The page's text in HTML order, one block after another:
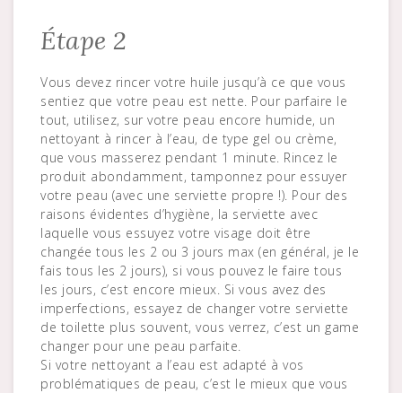
Étape 2
Vous devez rincer votre huile jusqu’à ce que vous
sentiez que votre peau est nette. Pour parfaire le
tout, utilisez, sur votre peau encore humide, un
nettoyant à rincer à l’eau, de type gel ou crème,
que vous masserez pendant 1 minute. Rincez le
produit abondamment, tamponnez pour essuyer
votre peau (avec une serviette propre !). Pour des
raisons évidentes d’hygiène, la serviette avec
laquelle vous essuyez votre visage doit être
changée tous les 2 ou 3 jours max (en général, je le
fais tous les 2 jours), si vous pouvez le faire tous
les jours, c’est encore mieux. Si vous avez des
imperfections, essayez de changer votre serviette
de toilette plus souvent, vous verrez, c’est un game
changer pour une peau parfaite.
Si votre nettoyant a l’eau est adapté à vos
problématiques de peau, c’est le mieux que vous